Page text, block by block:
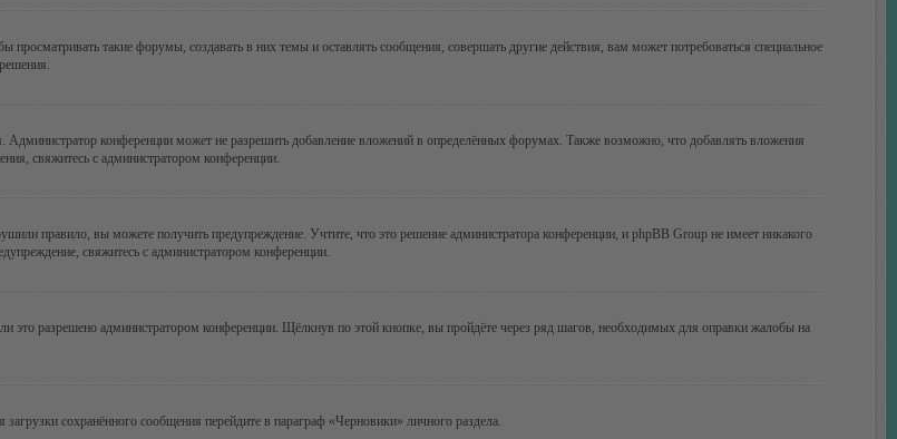
такие форумы, создавать в них темы и оставлять сообщения, совершать другие действия, вам может потребоваться специальное
конференции может не разрешить добавление вложений в определённых форумах. Также возможно, что добавлять вложения
свяжитесь с администратором конференции.
правило, вы можете получить предупреждение. Учтите, что это решение администратора конференции, и phpBB Group не имеет никакого
свяжитесь с администратором конференции.
разрешено администратором конференции. Щёлкнув по этой кнопке, вы пройдёте через ряд шагов, необходимых для оправки жалобы на
сохранённого сообщения перейдите в параграф «Черновики» личного раздела.